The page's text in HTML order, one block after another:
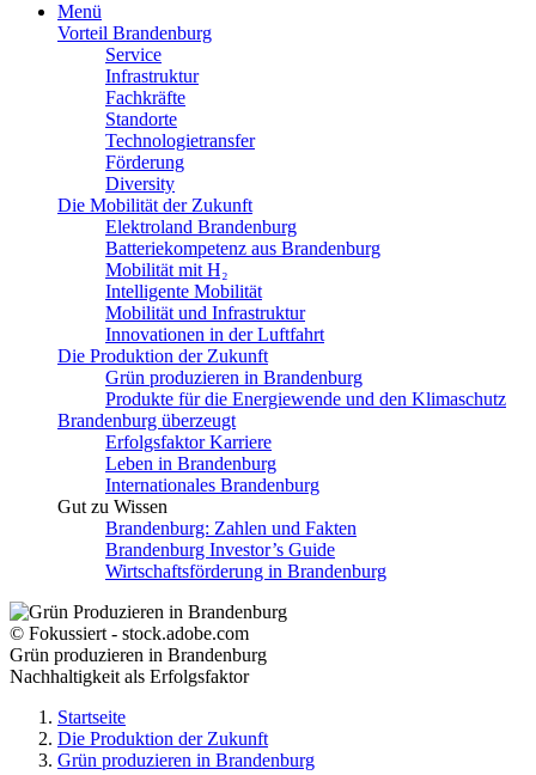
Menü
Vorteil Brandenburg
Service
Infrastruktur
Fachkräfte
Standorte
Technologietransfer
Förderung
Diversity
Die Mobilität der Zukunft
Elektroland Brandenburg
Batteriekompetenz aus Brandenburg
Mobilität mit H₂
Intelligente Mobilität
Mobilität und Infrastruktur
Innovationen in der Luftfahrt
Die Produktion der Zukunft
Grün produzieren in Brandenburg
Produkte für die Energiewende und den Klimaschutz
Brandenburg überzeugt
Erfolgsfaktor Karriere
Leben in Brandenburg
Internationales Brandenburg
Gut zu Wissen
Brandenburg: Zahlen und Fakten
Brandenburg Investor’s Guide
Wirtschaftsförderung in Brandenburg
© Fokussiert - stock.adobe.com
Grün produzieren in Brandenburg
Nachhaltigkeit als Erfolgsfaktor
Startseite
Die Produktion der Zukunft
Grün produzieren in Brandenburg